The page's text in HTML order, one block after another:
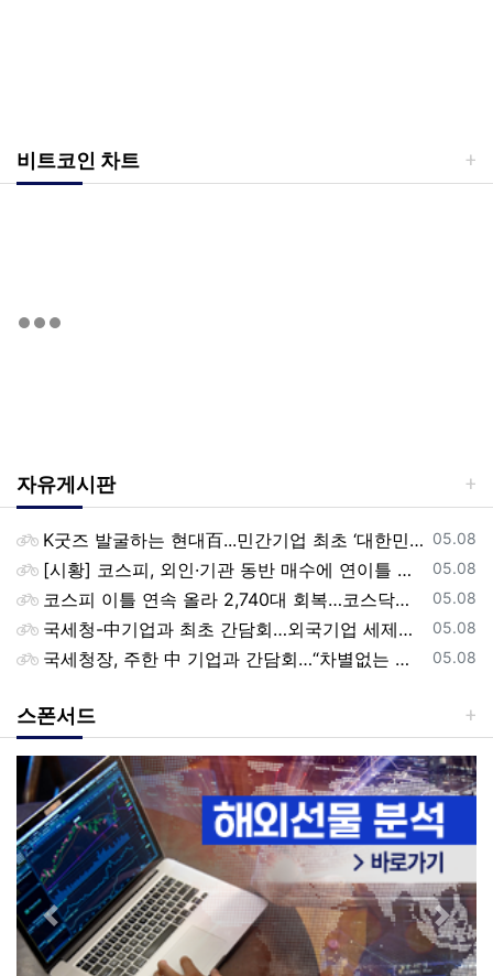
비트코인 차트
자유게시판
등록일
05.08
K굿즈 발굴하는 현대百...민간기업 최초 ‘대한민국 관광공모전’ 후원
등록일
05.08
[시황] 코스피, 외인·기관 동반 매수에 연이틀 상승…2745.05 마감
등록일
05.08
코스피 이틀 연속 올라 2,740대 회복…코스닥은 강보합(종합)
등록일
05.08
국세청-中기업과 최초 간담회…외국기업 세제혜택 등 논의
등록일
05.08
국세청장, 주한 中 기업과 간담회…“차별없는 공정과세 약속”
스폰서드
Previous Next